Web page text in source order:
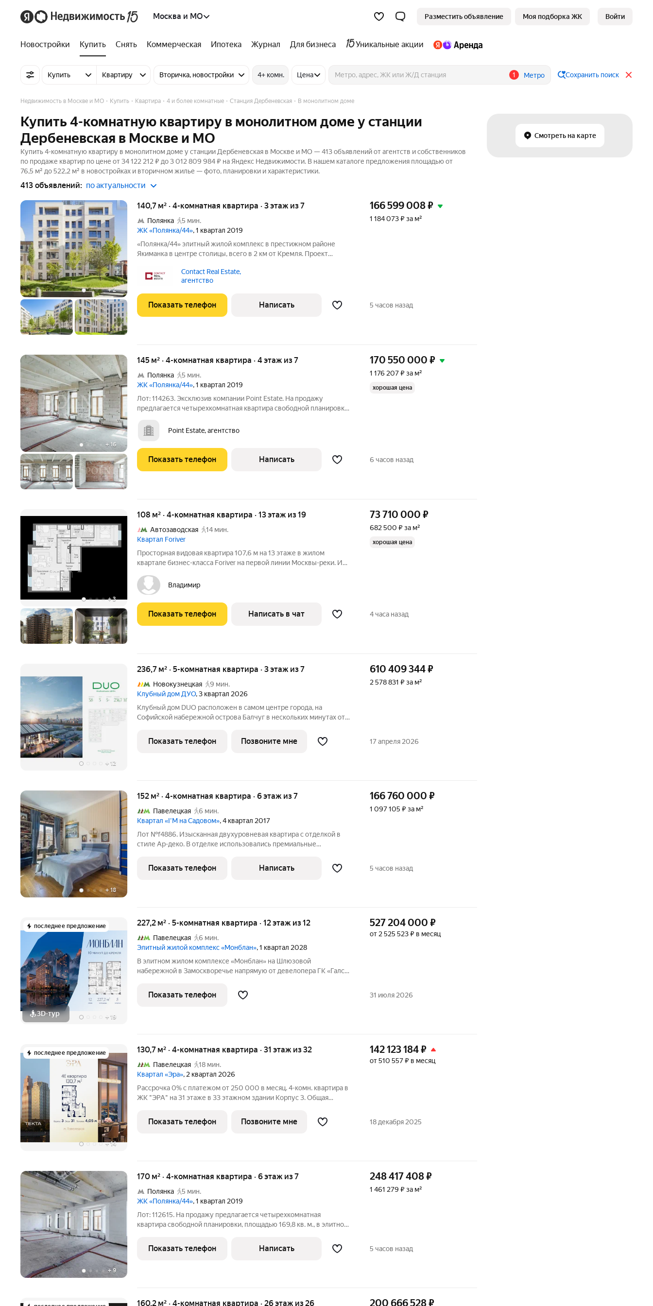
Москва и МО Разместить объявление Моя подборка ЖК Войти
Новостройки Купить Снять Коммерческая Ипотека Журнал Для бизнеса Уникальные акции
Купить Квартиру Вторичка, новостройки 4+ комн. Цена 1 Метро Сохранить поиск
Смотреть на карте
Недвижимость в Москве и МО Купить Квартира 4 и более комнатные Станция Дербеневская В монолитном доме
Купить 4-комнатную квартиру в монолитном доме у станции
Дербеневская в Москве и МО
Купить 4-комнатную квартиру в монолитном доме у станции Дербеневская в Москве и МО — 413 объявлений от агентств и собственников
по продаже квартир по цене от 34 122 212 ₽ до 3 012 809 984 ₽ на Яндекс Недвижимости. В нашем каталоге предложения площадью от
76,5 м² до 522,2 м² в новостройках и вторичном жилье — фото, планировки и характеристики.
413 объявлений: по актуальности
+2
140,7 м² · 4-комнатная квартира · 3 этаж из 7
Полянка
5 мин.
ЖК «Полянка/44», 1 квартал 2019
«Полянка/44» элитный жилой комплекс в престижном районе
Якиманка в центре столицы, всего в 2 км от Кремля. Проект
благоустроенной территорией и собственной инфраструктурой.
Contact Real Estate,
агентство
166 599 008₽
1 184 073 ₽ за м²
Показать телефон Написать 5 часов назад
+ 16
145 м² · 4-комнатная квартира · 4 этаж из 7
Полянка
5 мин.
ЖК «Полянка/44», 1 квартал 2019
Лот: 114263. Эксклюзив компании Point Estate. На продажу
предлагается четырехкомнатная квартира свободной планировки,
"Полянка/44" в районе Замоскворечье. Квартира без отделки.
Возможная планировка:
Point Estate, агентство
170 550 000 ₽
1 176 207 ₽ за м²
хорошая цена
Показать телефон Написать 6 часов назад
+3
108 м² · 4-комнатная квартира · 13 этаж из 19
Автозаводская
14 мин.
Квартал Foriver
Просторная видовая квартира 107,6 м на 13 этаже в жилом
квартале бизнес-класса Foriver на первой линии Москвы-реки. Из
Сити и стадион Торпедо. Квартира выходит на обе стороны дома,
благодаря
Владимир
73 710 000 ₽
682 500 ₽ за м²
хорошая цена
Показать телефон Написать в чат 4 часа назад
+ 12
236,7 м² · 5-комнатная квартира · 3 этаж из 7
Новокузнецкая
9 мин.
Клубный дом ДУО, 3 квартал 2026
Клубный дом DUO расположен в самом центре города, на
Софийской набережной острова Балчуг в нескольких минутах от
архитектуры будущего. Историческое наследие дополняется
современными
610 409 344₽
2 578 831 ₽ за м²
Показать телефон Позвоните мне 17 апреля 2026
+ 18
152 м² · 4-комнатная квартира · 6 этаж из 7
Павелецкая
6 мин.
Квартал «I’M на Садовом», 4 квартал 2017
Лот №f4886. Изысканная двухуровневая квартира с отделкой в
стиле Ар-деко. В отделке использовались премиальные
меблирована и готова к проживанию. Мебель выполнена на заказ
у ведущих европейских
166 760 000 ₽
1 097 105 ₽ за м²
Показать телефон Написать 5 часов назад
последнее предложение
3D-тур + 19
227,2 м² · 5-комнатная квартира · 12 этаж из 12
Павелецкая
6 мин.
Элитный жилой комплекс «Монблан», 1 квартал 2028
В элитном жилом комплексе «Монблан» на Шлюзовой
набережной в Замоскворечье напрямую от девелопера ГК «Галс-
на 12 этаже общей площадью 227.20 м. Квартира предлагается без
отделки. «Монблан»
527 204 000 ₽
от 2 525 523 ₽ в месяц
Показать телефон 31 июля 2026
последнее предложение
+14
130,7 м² · 4-комнатная квартира · 31 этаж из 32
Павелецкая
18 мин.
Квартал «Эра», 2 квартал 2026
Рассрочка 0% с платежом от 250 000 в месяц. 4-комн. квартира в
ЖК "ЭРА" на 31 этаже в 33 этажном здании Корпус 3. Общая
Современный премиум-квартал ЭРА на Дербеневской
набережной,
142 123 184₽
от 510 557 ₽ в месяц
Показать телефон Позвоните мне 18 декабря 2025
+9
170 м² · 4-комнатная квартира · 6 этаж из 7
Полянка
5 мин.
ЖК «Полянка/44», 1 квартал 2019
Лот: 112615. На продажу предлагается четырехкомнатная
квартира свободной планировки, площадью 169,8 кв. м., в элитном
этаже исторического особняка Мускат. Возможная планировка:
кухня-гостиная,
248 417 408₽
1 461 279 ₽ за м²
Показать телефон Написать 5 часов назад
160,2 м² · 4-комнатная квартира · 26 этаж из 26 200 666 528₽